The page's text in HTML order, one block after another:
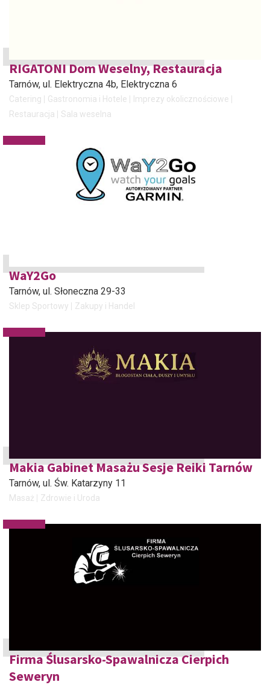
RIGATONI Dom Weselny, Restauracja
Tarnów, ul. Elektryczna 4b, Elektryczna 6
Catering Gastronomia i Hotele
Imprezy okolicznościowe
Restauracja
Sala weselna
WaY2Go
Tarnów, ul. Słoneczna 29-33
Sklep Sportowy Zakupy i Handel
Makia Gabinet Masażu Sesje Reiki Tarnów
Tarnów, ul. Św. Katarzyny 11
Masaż Zdrowie i Uroda
Firma Ślusarsko-Spawalnicza Cierpich
Seweryn